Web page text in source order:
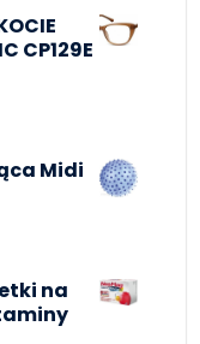
CP129E
Midi
na